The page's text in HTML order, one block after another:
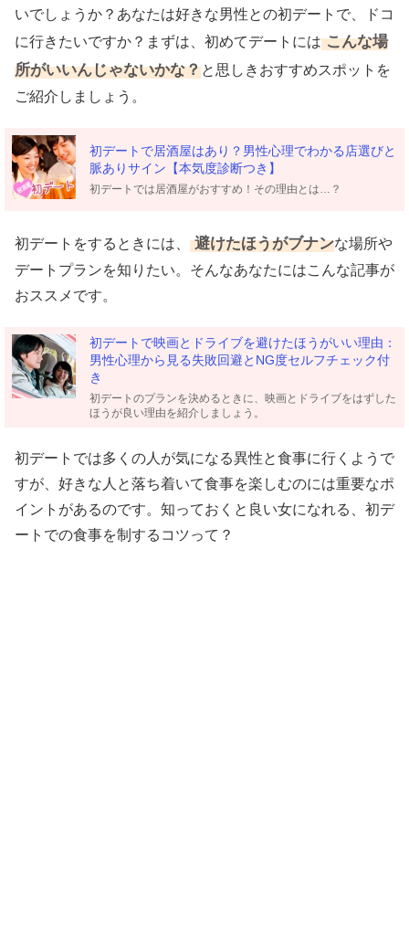
いでしょうか？あなたは好きな男性との初デートで、ドコ
に行きたいですか？まずは、初めてデートには こんな場
所がいいんじゃないかな？と思しきおすすめスポットを
ご紹介しましょう。
初デートで居酒屋はあり？男性心理でわかる店選びと
脈ありサイン【本気度診断つき】
初デートでは居酒屋がおすすめ！その理由とは…？
初デートをするときには、 避けたほうがブナンな場所や
デートプランを知りたい。そんなあなたにはこんな記事が
おススメです。
初デートで映画とドライブを避けたほうがいい理由：
男性心理から見る失敗回避とNG度セルフチェック付
き
初デートのプランを決めるときに、映画とドライブをはずした
ほうが良い理由を紹介しましょう。
初デートでは多くの人が気になる異性と食事に行くようで
すが、好きな人と落ち着いて食事を楽しむのには重要なポ
イントがあるのです。知っておくと良い女になれる、初デ
ートでの食事を制するコツって？